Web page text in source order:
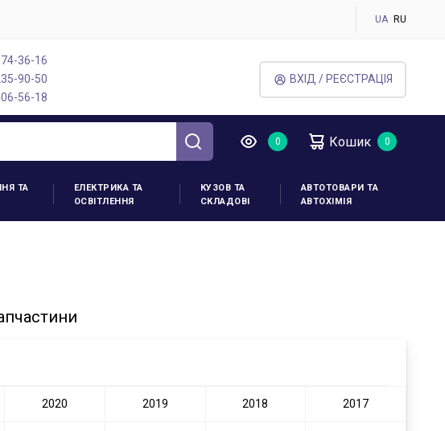
UA RU
36-16
90-50
56-18
ВХІД / РЕЄСТРАЦІЯ
Кошик
ТА
ЕЛЕКТРИКА ТА
ОСВІТЛЕННЯ
КУЗОВ ТА
СКЛАДОВІ
АВТОТОВАРИ ТА
АВТОХІМІЯ
2020 2019 2018 2017